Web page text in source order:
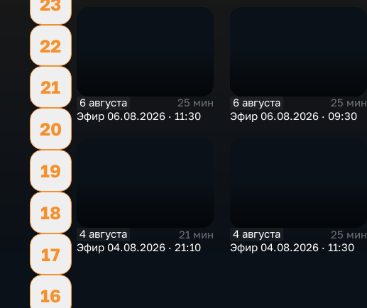
22
21
20
19
18
17
16
6 августа
25 мин
Эфир 06.08.2026 · 11:30
6 августа
25 мин
Эфир 06.08.2026 · 09:30
4 августа
21 мин
Эфир 04.08.2026 · 21:10
4 августа
25 мин
Эфир 04.08.2026 · 11:30